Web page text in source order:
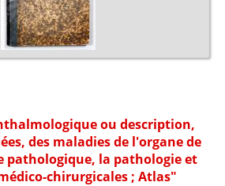
ou description,
des maladies de l'organe de
pathologique, la pathologie et
chirurgicales ; Atlas"